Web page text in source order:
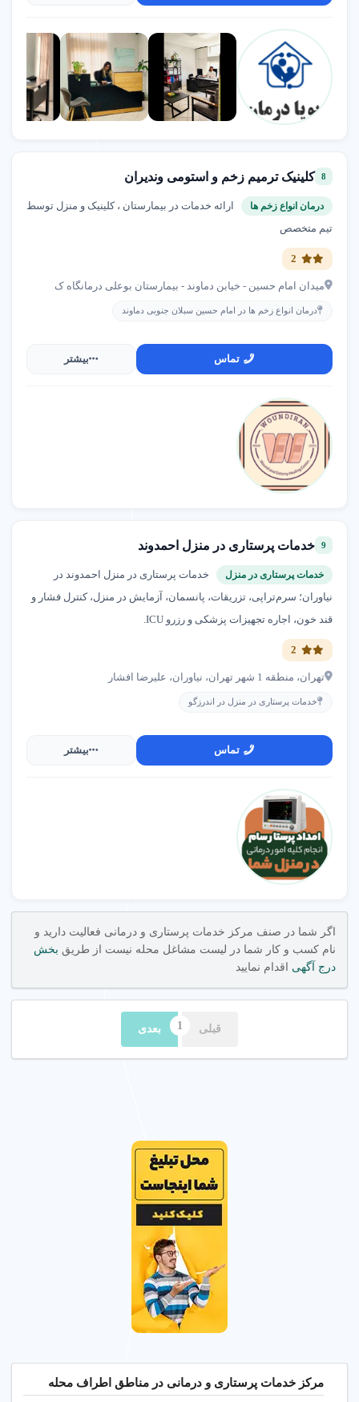
راهنمای جامع پرستاری در تهران
راهنمای جامع خدمات پرستاری و درمانی در تهران
برای خدمات پرستاری در تهران کجا بریم؟
مراکز معتبر با مجوز وزارت بهداشت در تهران را انتخاب
✔به مراکز نزدیک در تهران مراجعه کنید تا در زمان
صرفه‌جویی شود.
✔
اولویت دهید.
انتخاب مشخص کنید.
✔از خدمات مشاوره برای بررسی پرستاران و خدمات
استفاده کنید.
✔مراکز با خدمات اضافی مانند فیزیوتراپی و گفتار درمانی
را انتخاب کنید.
خودداری کنید.
چگونه بهترین مرکز پرستاری در تهران پیدا کنیم؟
✔از تخصص پرستاران در مراقبت از بیماران خاص مانند
آلزایمر مطمئن شوید.
✔به مراکز با نظرات مثبت و امتیاز بالا اولویت دهید.
✔با مشاوران مرکز برای انتخاب خدمت مناسب تماس
چگونه از کیفیت خدمات پرستاری در تهران مطمئن
شویم؟
از وجود مجوز وزارت بهداشت و بیمه مسئولیت مطمئن
✔پرستاران متخصص در مراقبت از بیماران قلبی یا سرطانی
نکات مراقبت از سلامت در تهران
مراقبت منظم با پرستاران متخصص انجام دهید.
رژیم غذایی مناسب برای بیماران و سالمندان رعایت کنید.
از خدمات مشاوره برای صرفه‌جویی در زمان استفاده
برای مراقبت‌های فوری به مراکز شبانه روزی در تهران
با خدمات پرستاری و درمانی بیشتر آشنا شوید
8 کلینیک ترمیم زخم و استومی وندیران
درمان انواع زخم ها
ارائه خدمات در بیمارستان ، کلینیک و منزل توسط
تیم متخصص
2
میدان امام حسین - خیابن دماوند - بیمارستان بوعلی درمانگاه ک
درمان انواع زخم ها در امام حسین سبلان جنوبی دماوند
تماس بیشتر
9 خدمات پرستاری در منزل احمدوند
خدمات پرستاری در منزل
خدمات پرستاری در منزل احمدوند در
نیاوران؛ سرم‌تراپی، تزریقات، پانسمان، آزمایش در منزل، کنترل فشار و
قند خون، اجاره تجهیزات پزشکی و رزرو ICU.
2
تهران، منطقه 1 شهر تهران، نیاوران، علیرضا افشار
خدمات پرستاری در منزل در اندرزگو
تماس بیشتر
اگر شما در صنف مرکز خدمات پرستاری و درمانی فعالیت دارید و
نام کسب و کار شما در لیست مشاغل محله نیست از طریق بخش
درج آگهی
اقدام نمایید
قبلی بعدی
مرکز خدمات پرستاری و درمانی در مناطق اطراف محله